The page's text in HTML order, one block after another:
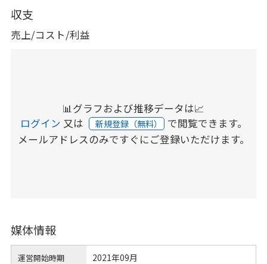
収支
売上/コスト/利益
📊グラフおよび推移データは📈
ログイン 又は 新規登録（無料） で閲覧できます。
メールアドレスのみですぐにご登録いただけます。
媒体情報
運営開始時期 2021年09月